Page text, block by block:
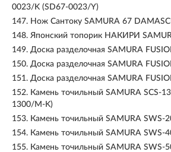
0023/K (SD67-0023/Y)
147. Нож Сантоку SAMURA 67
148. Японский топорик НАКИРИ
149. Доска разделочная SAMURA
150. Доска разделочная SAMURA
151. Доска разделочная SAMURA
152. Камень точильный SAMURA SCS-
1300/M-K)
153. Камень точильный SAMURA SWS-
154. Камень точильный SAMURA SWS-
155. Камень точильный SAMURA SWS-